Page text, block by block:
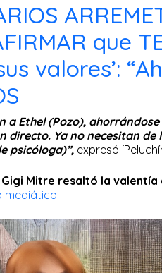
que
valores’:
a Ethel (Pozo),
directo. Ya no necesitan
psicóloga)”, expresó
Gigi Mitre resaltó la valentía
mediático.